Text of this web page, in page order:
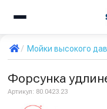
Мойки высокого
Форсунка
Артикул: 80.0423.23